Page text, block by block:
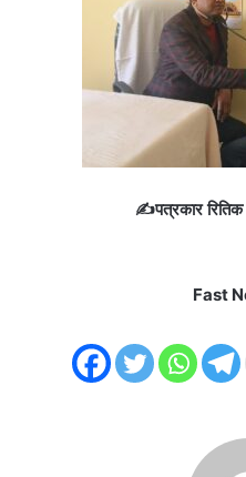
✍️पत्रकार रितिक
Fast